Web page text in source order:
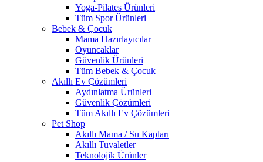
Yoga-Pilates Ürünleri
Tüm Spor Ürünleri
Bebek & Çocuk
Mama Hazırlayıcılar
Oyuncaklar
Güvenlik Ürünleri
Tüm Bebek & Çocuk
Akıllı Ev Çözümleri
Aydınlatma Ürünleri
Güvenlik Çözümleri
Tüm Akıllı Ev Çözümleri
Pet Shop
Akıllı Mama / Su Kapları
Akıllı Tuvaletler
Teknolojik Ürünler